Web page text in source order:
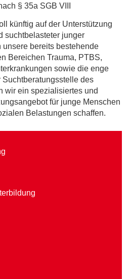
§ 35a SGB VIII
künftig auf der Unterstützung
suchtbelasteter junger
bereits bestehende
Bereichen Trauma, PTBS,
sowie die enge
des
wir ein spezialisiertes und
für junge Menschen
Belastungen schaffen.